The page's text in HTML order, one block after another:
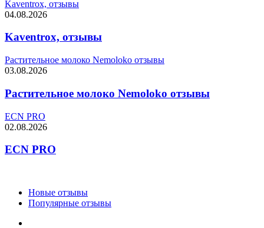
Kaventrox, отзывы
04.08.2026
Kaventrox, отзывы
Растительное молоко Nemoloko отзывы
03.08.2026
Растительное молоко Nemoloko отзывы
ECN PRO
02.08.2026
ECN PRO
Новые отзывы
Популярные отзывы